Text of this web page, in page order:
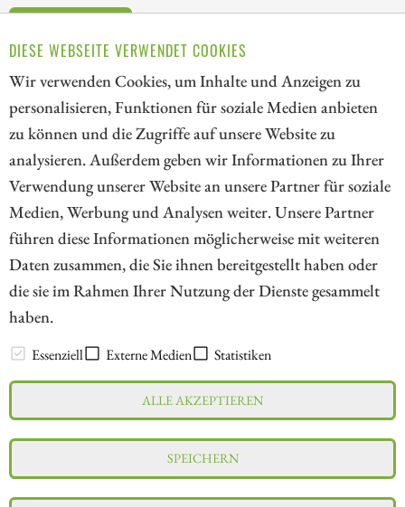
DIESE WEBSEITE VERWENDET COOKIES
Wir verwenden Cookies, um Inhalte und Anzeigen zu
personalisieren, Funktionen für soziale Medien anbieten
zu können und die Zugriffe auf unsere Website zu
analysieren. Außerdem geben wir Informationen zu Ihrer
Verwendung unserer Website an unsere Partner für soziale
Medien, Werbung und Analysen weiter. Unsere Partner
führen diese Informationen möglicherweise mit weiteren
Daten zusammen, die Sie ihnen bereitgestellt haben oder
die sie im Rahmen Ihrer Nutzung der Dienste gesammelt
haben.
Essenziell Externe Medien Statistiken
ALLE AKZEPTIEREN
SPEICHERN
3 4 5 6 7 8 9
// kapitalerhoehungen.de - © 2026 - Die Informationsplattform für
Investoren und Unternehmen rund um Kapitalerhöhung, Kapitalmarkt
und Unternehmensfinanzierung
LEXIKON
Impressum
Datenschutz
Interessenskonflikt & Risikohinweis
Nutzungsbedingungen
Cookie-Einstellungen